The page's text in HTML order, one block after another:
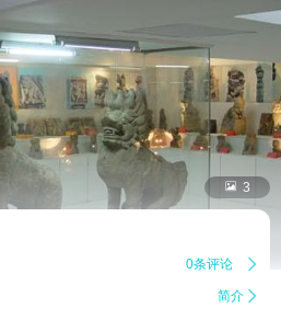
 3
0条评论 
简介 